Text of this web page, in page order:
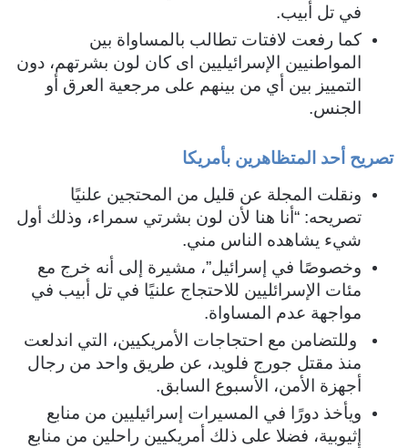
في تل أبيب.
كما رفعت لافتات تطالب بالمساواة بين
المواطنيين الإسرائيليين اى كان لون بشرتهم، دون
التمييز بين أي من بينهم على مرجعية العرق أو
الجنس.
تصريح أحد المتظاهرين بأمريكا
ونقلت المجلة عن قليل من المحتجين علنيًا
تصريحه: “أنا هنا لأن لون بشرتي سمراء، وذلك أول
شيء يشاهده الناس مني.
وخصوصًا في إسرائيل”، مشيرة إلى أنه خرج مع
مئات الإسرائليين للاحتجاج علنيًا في تل أبيب في
مواجهة عدم المساواة.
وللتضامن مع احتجاجات الأمريكيين، التي اندلعت
منذ مقتل جورج فلويد، عن طريق واحد من رجال
أجهزة الأمن، الأسبوع السابق.
ويأخذ دورًا في المسيرات إسرائيليين من منابع
إثيوبية، فضلا على ذلك أمريكيين راحلين من منابع